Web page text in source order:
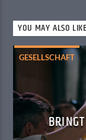
YOU MAY ALSO LIKE
GESELLSCHAFT